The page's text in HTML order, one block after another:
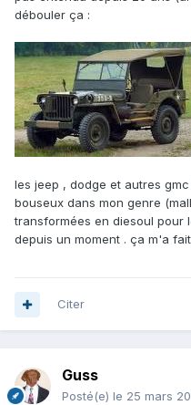
débouler ça :
les jeep , dodge et autres
bouseux dans mon genre
transformées en diesoul pour
depuis un moment . ça m'a
Citer
Guss
Posté(e) le 25 mars